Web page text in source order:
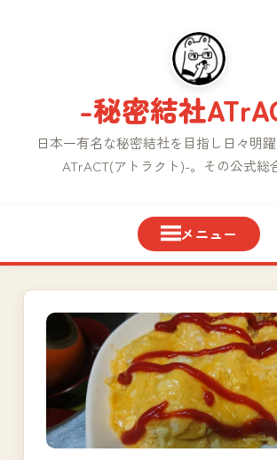
-秘密結社
日本一有名な秘密結社を目指し日々明
ATrACT(アトラクト)-。その公式総